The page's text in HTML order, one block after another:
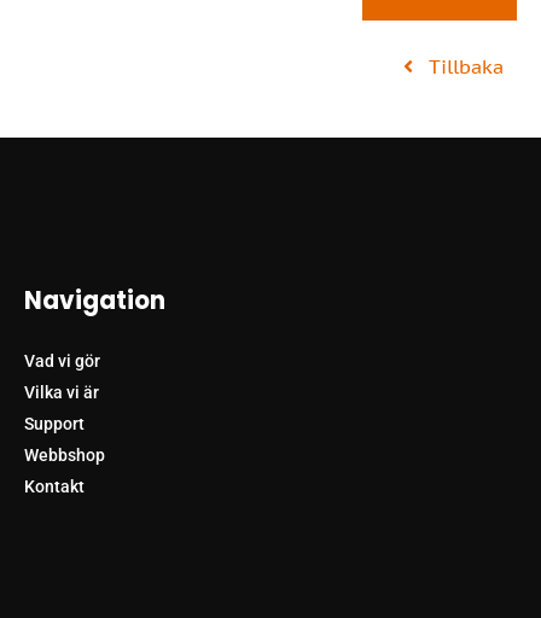
Tillbaka
Navigation
Vad vi gör
Vilka vi är
Support
Webbshop
Kontakt